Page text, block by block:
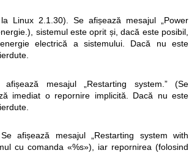
Linux 2.1.30). Se afișează mesajul „Power
sistemul este oprit și, dacă este posibil,
electrică a sistemului. Dacă nu este
afișează mesajul „Restarting system.” (Se
imediat o repornire implicită. Dacă nu este
afișează mesajul „Restarting system with
cu comanda «%s»), iar repornirea (folosind